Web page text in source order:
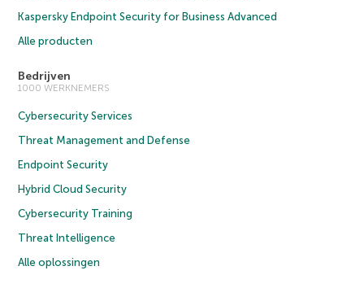
Kaspersky Endpoint Security for Business Advanced
Alle producten
Bedrijven
1000 WERKNEMERS
Cybersecurity Services
Threat Management and Defense
Endpoint Security
Hybrid Cloud Security
Cybersecurity Training
Threat Intelligence
Alle oplossingen